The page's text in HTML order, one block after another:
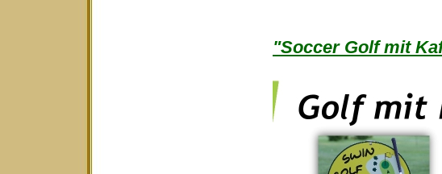
"Soccer Golf mit